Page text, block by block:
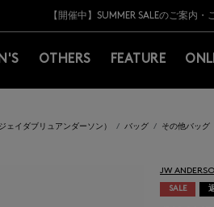
＞会員のお客様は11,000円（税込）以上
【夏季休業に伴う返品・交換承り一時停止のお
熊本県を中心とした地震の影響によるお荷物
【開催中】SUMMER SALEのご案内・
＞会員のお客様は11,000円（税込）以上
【夏季休業に伴う返品・交換承り一時停止のお
OTHERS FEATURE
ェイダブリュアンダーソン） バッグ その他バッグ
JW
SALE